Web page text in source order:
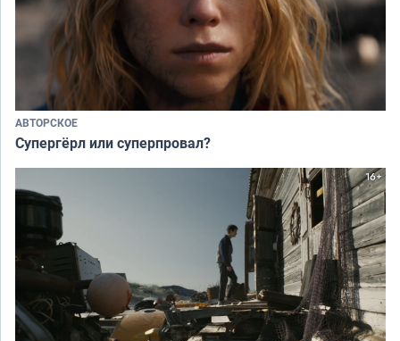
АВТОРСКОЕ
Супергёрл или суперпровал?